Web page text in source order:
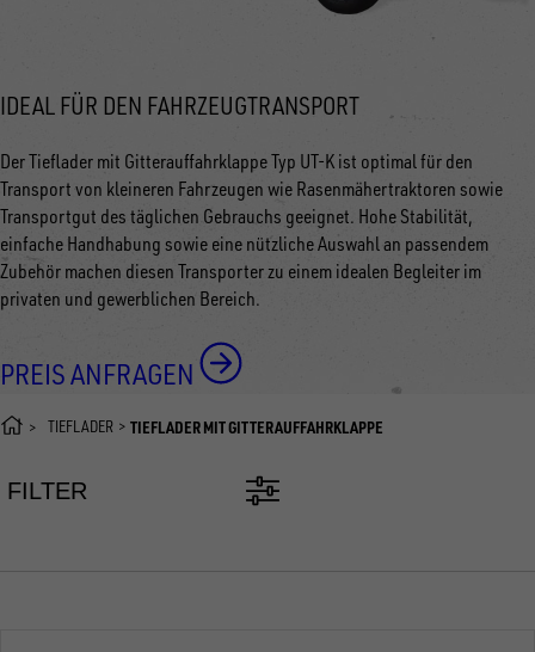
IDEAL FÜR DEN FAHRZEUGTRANSPORT
Der Tieflader mit Gitterauffahrklappe Typ UT-K ist optimal für den
Transport von kleineren Fahrzeugen wie Rasenmähertraktoren sowie
Transportgut des täglichen Gebrauchs geeignet. Hohe Stabilität,
einfache Handhabung sowie eine nützliche Auswahl an passendem
Zubehör machen diesen Transporter zu einem idealen Begleiter im
privaten und gewerblichen Bereich.
PREIS ANFRAGEN
TIEFLADER TIEFLADER MIT GITTERAUFFAHRKLAPPE
FILTER